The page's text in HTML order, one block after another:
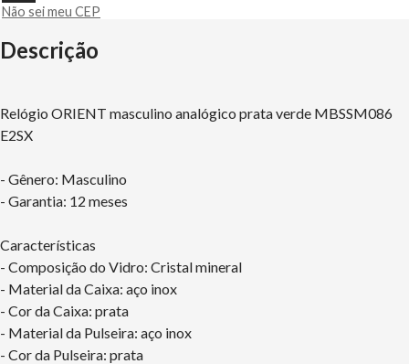
Não sei meu CEP
Descrição
Relógio ORIENT masculino analógico prata verde MBSSM086
E2SX
- Gênero: Masculino
- Garantia: 12 meses
Características
- Composição do Vidro: Cristal mineral
- Material da Caixa: aço inox
- Cor da Caixa: prata
- Material da Pulseira: aço inox
- Cor da Pulseira: prata